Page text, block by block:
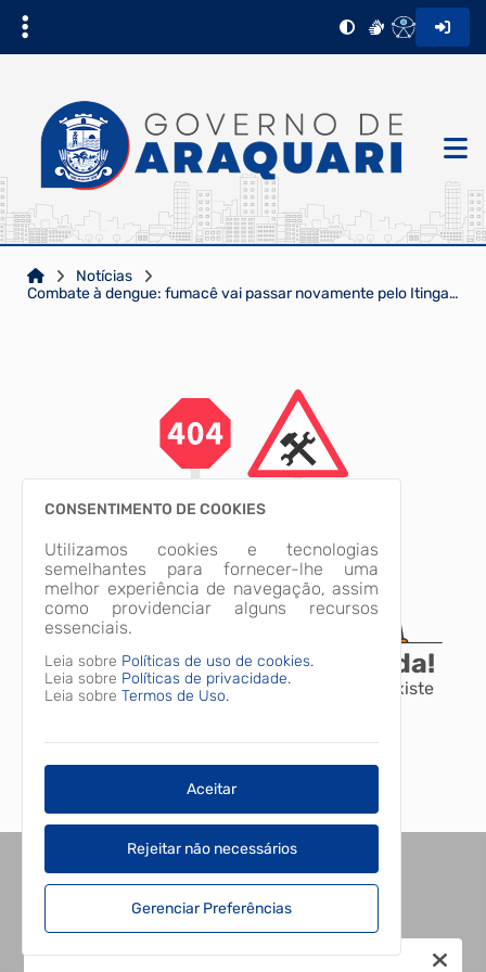
Notícias
Combate à dengue: fumacê vai passar novamente pelo Itinga e Porto Grande nesta quinta-feira 04/04
A página não foi encontrada!
Desculpe, a página que você procura não existe
ou está em manutenção.
Voltar para o início
CONSENTIMENTO DE COOKIES
Utilizamos cookies e tecnologias
semelhantes para fornecer-lhe uma
melhor experiência de navegação, assim
como providenciar alguns recursos
essenciais.
Leia sobre Políticas de uso de cookies.
Leia sobre Políticas de privacidade.
Leia sobre Termos de Uso.
Aceitar
Rejeitar não necessários
Gerenciar Preferências